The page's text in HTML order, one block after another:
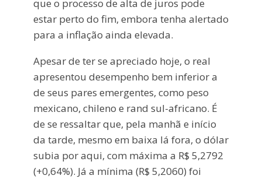
que o processo de alta de juros pode
estar perto do fim, embora tenha alertado
para a inflação ainda elevada.
Apesar de ter se apreciado hoje, o real
apresentou desempenho bem inferior a
de seus pares emergentes, como peso
mexicano, chileno e rand sul-africano. É
de se ressaltar que, pela manhã e início
da tarde, mesmo em baixa lá fora, o dólar
subia por aqui, com máxima a R$ 5,2792
(+0,64%). Já a mínima (R$ 5,2060) foi